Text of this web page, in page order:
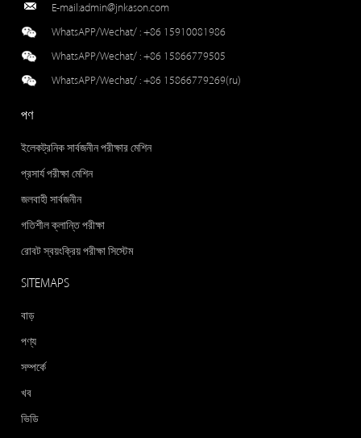
E-mail:admin@jnkason.com
WhatsAPP/Wechat/ :+86 15910081986
WhatsAPP/Wechat/ :+86 15866779505
WhatsAPP/Wechat/ :+86 15866779269(ru)
পণ
ইলেকট্রনিক সার্বজনীন পরীক্ষার মেশিন
প্রসার্য পরীক্ষা মেশিন
জলবাহী সার্বজনীন
গতিশীল ক্লান্তি পরীক্ষা
রোবট স্বয়ংক্রিয় পরীক্ষা সিস্টেম
SITEMAPS
বাড়
পণ্য
সম্পর্কে
খব
ভিডি